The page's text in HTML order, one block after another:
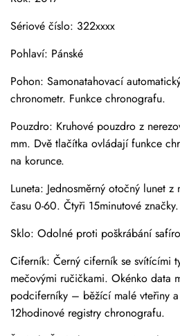
Sériové číslo: 322xxxx
Pohlaví: Pánské
Pohon: Samonatahovací
chronometr. Funkce chronografu.
Pouzdro: Kruhové pouzdro z
mm. Dvě tlačítka ovládají funkce
na korunce.
Luneta: Jednosměrný otočný lunet
času 0-60. Čtyři 15minutové značky.
Sklo: Odolné proti poškrábání
Ciferník: Černý ciferník se svítícími
mečovými ručičkami. Okénko data
podciferníky – běžící malé vteřiny
12hodinové registry chronografu.